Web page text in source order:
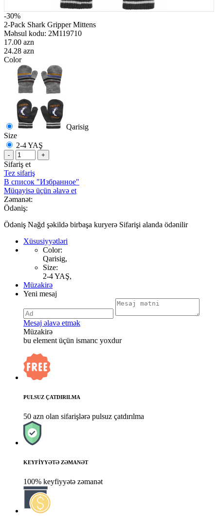
-30%
2-Pack Shark Gripper Mittens
Məhsul kodu: 2M119710
17.00 azn
24.28 azn
Color
Qarisig
Size
2-4 YAŞ
- +
Sifariş et
Tez sifariş
В список "Избранное"
Müqayisə üçün əlavə et
Zəmanət:
Ödəniş:
Ödəniş Nağd şəkildə birbaşa kuryerə Sifarişi alanda ödənilir
Xüsusiyyətləri
Color:
Qarisig,
Size:
2-4 YAŞ,
Müzakirə
Yeni mesaj
Mesaj əlavə etmək
Müzakirə
bu element üçün ismarıc yoxdur
PULSUZ ÇATDIRILMA
50 azn olan sifarişlərə pulsuz çatdırılma
KEYFİYYƏTƏ ZƏMANƏT
100% keyfiyyətə zəmanət